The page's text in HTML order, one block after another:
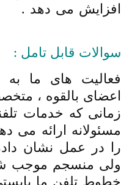
افزایش می دهد .
سوالات قابل تامل :
فعالیت های ما به
اعضای بالقوه ،
زمانی که خدمات
مسئولانه ارائه می
را در عمل نشان
ولی منسجم موجب
خطوط تلفن ما